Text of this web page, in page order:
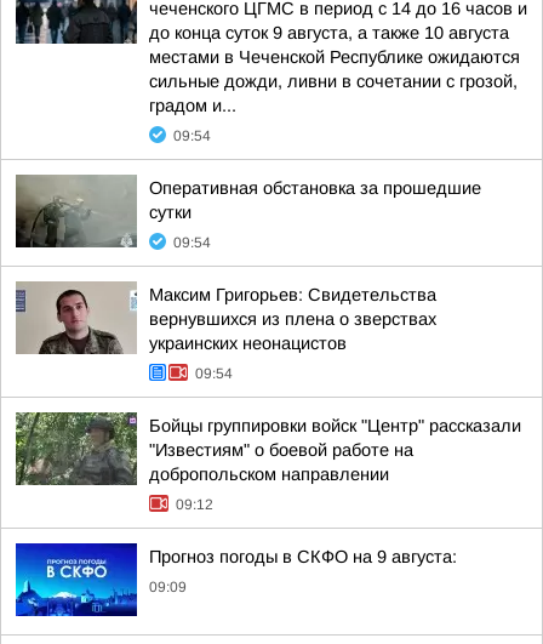
чеченского ЦГМС в период с 14 до 16 часов и
до конца суток 9 августа, а также 10 августа
местами в Чеченской Республике ожидаются
сильные дожди, ливни в сочетании с грозой,
градом и...
09:54
Оперативная обстановка за прошедшие
сутки
09:54
Максим Григорьев: Свидетельства
вернувшихся из плена о зверствах
украинских неонацистов
09:54
Бойцы группировки войск "Центр" рассказали
"Известиям" о боевой работе на
добропольском направлении
09:12
Прогноз погоды в СКФО на 9 августа:
09:09